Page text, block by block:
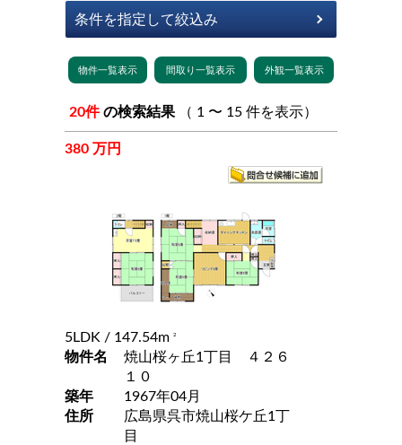
20件 の検索結果 （ 1 〜 15 件を表示）
380 万円
5LDK / 147.54m 2
物件名
焼山桜ヶ丘1丁目 ４２６
１０
築年
1967年04月
住所
広島県呉市焼山桜ケ丘1丁
目